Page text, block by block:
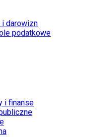
darowizn
podatkowe
i finanse